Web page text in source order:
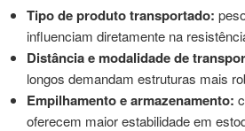
Tipo de produto transportado:
influenciam diretamente na
Distância e modalidade de
longos demandam estruturas mais
Empilhamento e armazenamento:
oferecem maior estabilidade em